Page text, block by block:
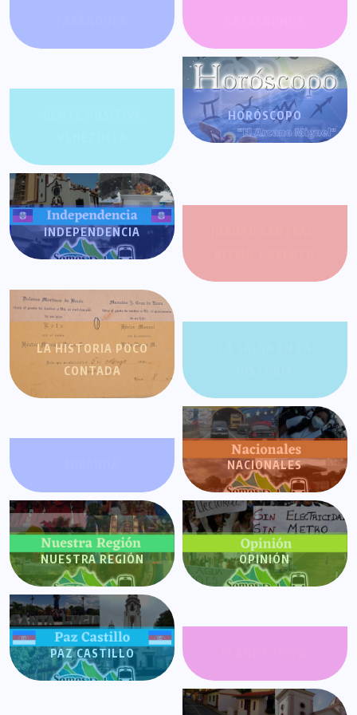
HORÓSCOPO
INDEPENDENCIA
LA HISTORIA POCO
CONTADA
NACIONALES
NUESTRA REGIÓN OPINIÓN
PAZ CASTILLO